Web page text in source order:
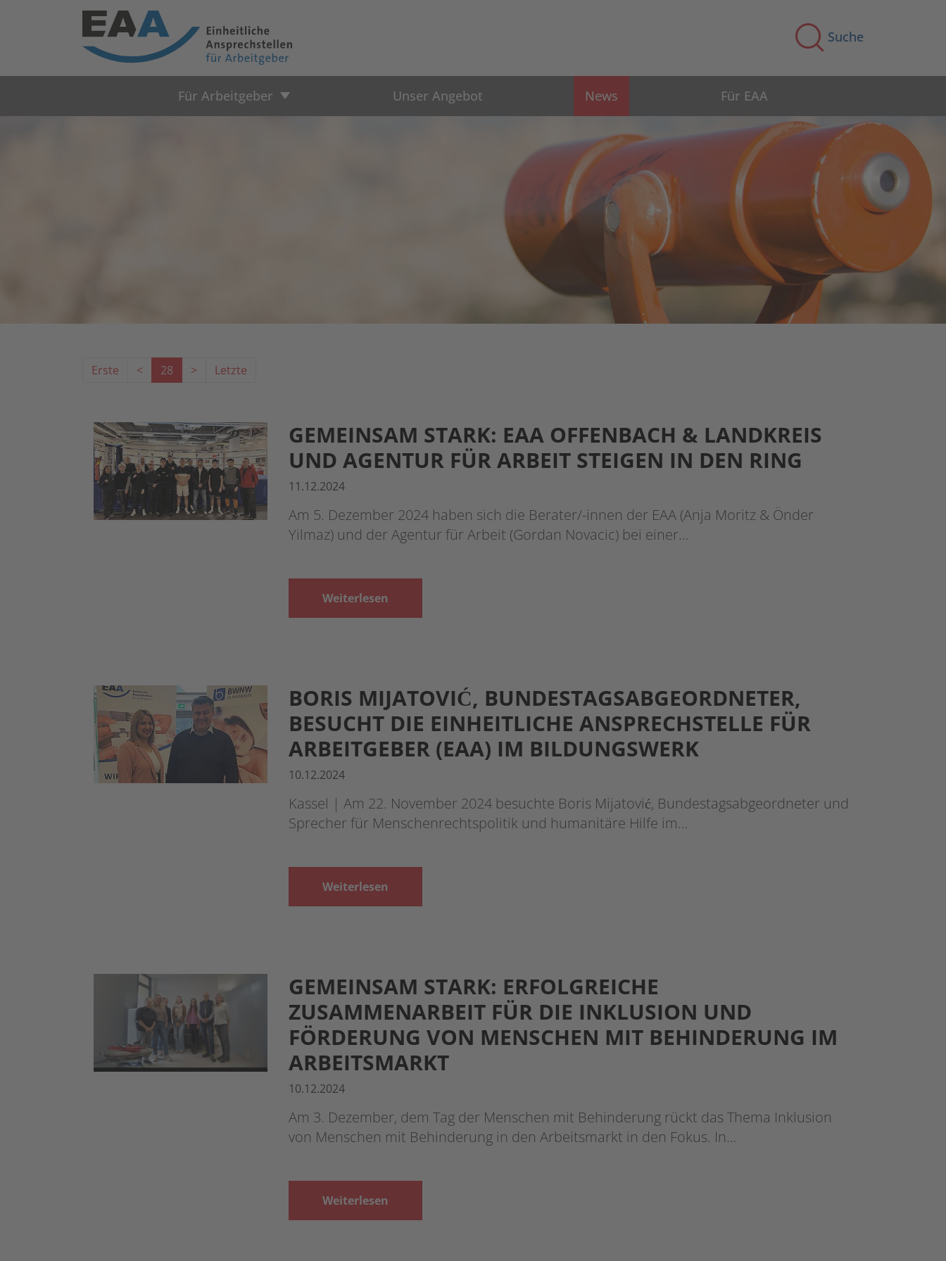
Suche
Für Arbeitgeber Unser Angebot News Für EAA
Erste < 28 > Letzte
GEMEINSAM STARK: EAA OFFENBACH & LANDKREIS
UND AGENTUR FÜR ARBEIT STEIGEN IN DEN RING
11.12.2024
Am 5. Dezember 2024 haben sich die Berater/-innen der EAA (Anja Moritz & Önder
Yilmaz) und der Agentur für Arbeit (Gordan Novacic) bei einer…
Weiterlesen
BORIS MIJATOVIĆ, BUNDESTAGSABGEORDNETER,
BESUCHT DIE EINHEITLICHE ANSPRECHSTELLE FÜR
ARBEITGEBER (EAA) IM BILDUNGSWERK
10.12.2024
Kassel | Am 22. November 2024 besuchte Boris Mijatović, Bundestagsabgeordneter und
Sprecher für Menschenrechtspolitik und humanitäre Hilfe im…
Weiterlesen
GEMEINSAM STARK: ERFOLGREICHE
ZUSAMMENARBEIT FÜR DIE INKLUSION UND
FÖRDERUNG VON MENSCHEN MIT BEHINDERUNG IM
ARBEITSMARKT
10.12.2024
Am 3. Dezember, dem Tag der Menschen mit Behinderung rückt das Thema Inklusion
von Menschen mit Behinderung in den Arbeitsmarkt in den Fokus. In…
Weiterlesen